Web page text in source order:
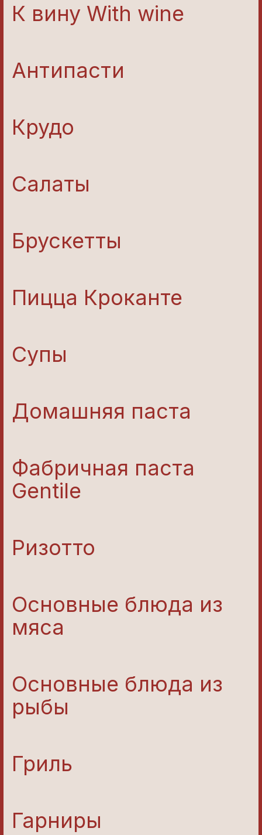
К вину With wine
Антипасти
Крудо
Салаты
Брускетты
Пицца Кроканте
Супы
Домашняя паста
Фабричная паста
Gentile
Ризотто
Основные блюда из
мяса
Основные блюда из
рыбы
Гриль
Гарниры